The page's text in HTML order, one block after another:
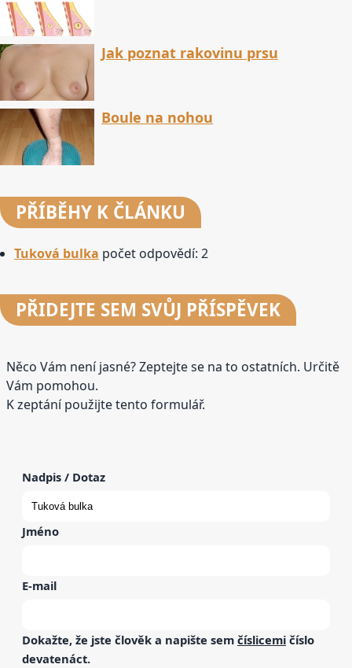
Jak poznat rakovinu prsu
Boule na nohou
PŘÍBĚHY K ČLÁNKU
Tuková bulka počet odpovědí: 2
PŘIDEJTE SEM SVŮJ PŘÍSPĚVEK
Něco Vám není jasné? Zeptejte se na to ostatních. Určitě
Vám pomohou.
K zeptání použijte tento formulář.
Nadpis / Dotaz
Jméno
E-mail
Dokažte, že jste člověk a napište sem číslicemi číslo
devatenáct.